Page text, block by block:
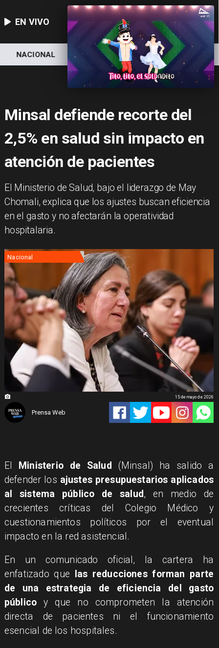
EN VIVO
NACIONAL DEPORTES ECONOMÍA
Minsal defiende recorte del
2,5% en salud sin impacto en
atención de pacientes
El Ministerio de Salud, bajo el liderazgo de May
Chomali, explica que los ajustes buscan eficiencia
en el gasto y no afectarán la operatividad
hospitalaria.
Nacional
Prensa Web
15 de mayo de 2026
El Ministerio de Salud
(Minsal) ha salido a
defender los ajustes presupuestarios aplicados
al sistema público de salud, en medio de
crecientes críticas del Colegio Médico y
cuestionamientos políticos por el eventual
impacto en la red asistencial.
En un comunicado oficial, la cartera ha
enfatizado que
las reducciones forman parte
de una estrategia de eficiencia del gasto
público y que no comprometen la atención
directa de pacientes ni el funcionamiento
esencial de los hospitales.